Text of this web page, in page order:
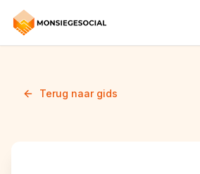
Terug naar gids